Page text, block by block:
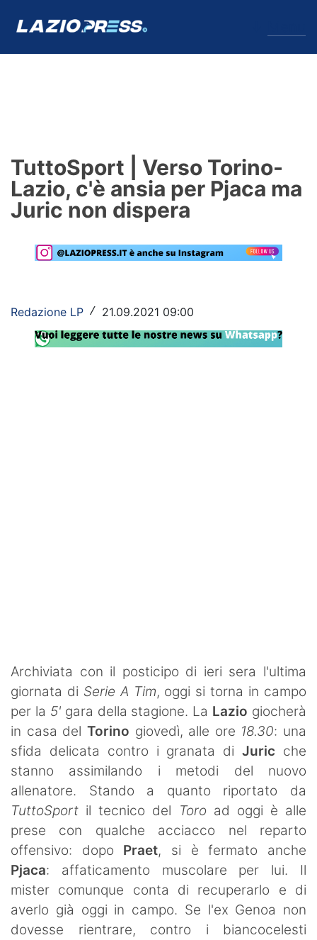
Formello
Infortuni
Primavera
Lazio Women
Rassegna Lazio
Contatti
TuttoSport | Verso Torino-
Lazio, c'è ansia per Pjaca ma
Juric non dispera
Redazione LP / 21.09.2021 09:00
Archiviata con il posticipo di ieri sera l'ultima
giornata di Serie A Tim, oggi si torna in campo
per la 5'gara della stagione. La Lazio giocherà
in casa del Torino giovedì, alle ore 18.30: una
sfida delicata contro i granata diJuric che
stanno assimilando i metodi del nuovo
allenatore. Stando a quanto riportato da
TuttoSport il tecnico del Toroad oggi è alle
prese con qualche acciacco nel reparto
offensivo: dopo Praet, si è fermato anche
Pjaca: affaticamento muscolare per lui. Il
mister comunque conta di recuperarlo e di
averlo già oggi in campo. Se l'ex Genoa non
dovesse rientrare, contro i biancocelesti